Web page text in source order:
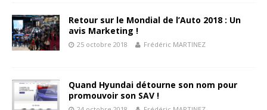
Retour sur le Mondial de l’Auto 2018 : Un
avis Marketing !
25 octobre 2018 Frédéric MARTINEZ
Quand Hyundai détourne son nom pour
promouvoir son SAV !